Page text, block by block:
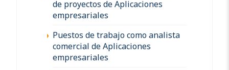
de proyectos de Aplicaciones
empresariales
Puestos de trabajo como analista
comercial de Aplicaciones
empresariales